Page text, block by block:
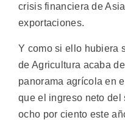
crisis financiera de
exportaciones.
Y como si ello hubiera
de Agricultura acaba
panorama agrícola en
que el ingreso neto del
ocho por ciento este